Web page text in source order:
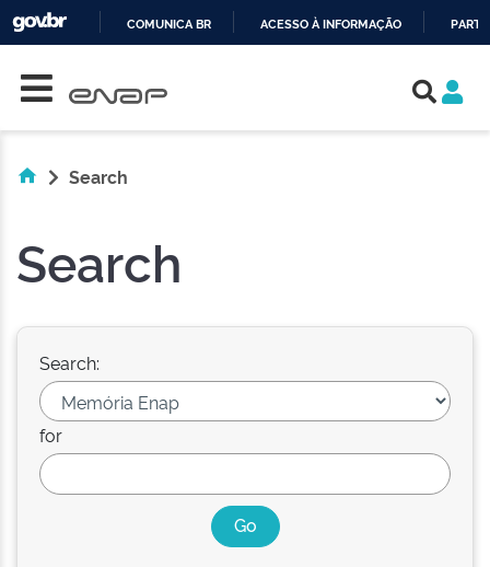
COMUNICA BR ACESSO À INFORMAÇÃO
Search
Search
Search:
for